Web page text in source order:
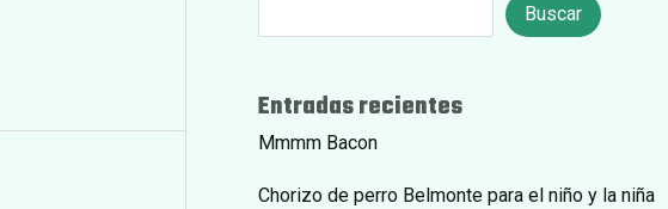
Buscar
Entradas recientes
Mmmm Bacon
Chorizo de perro Belmonte para el niño y la niña